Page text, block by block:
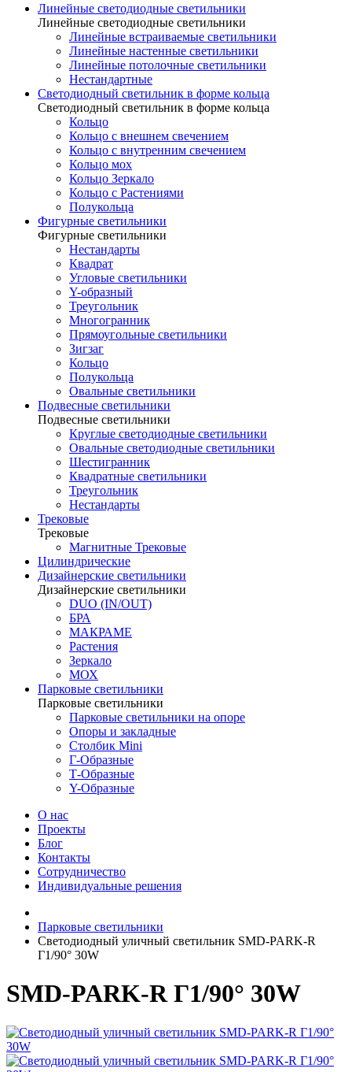
Линейные светодиодные светильники
Линейные светодиодные светильники
Линейные встраиваемые светильники
Линейные настенные светильники
Линейные потолочные светильники
Нестандартные
Светодиодный светильник в форме кольца
Светодиодный светильник в форме кольца
Кольцо
Кольцо с внешнем свечением
Кольцо с внутренним свечением
Кольцо мох
Кольцо Зеркало
Кольцо с Растениями
Полукольца
Фигурные светильники
Фигурные светильники
Нестандарты
Квадрат
Угловые светильники
Y-образный
Треугольник
Многогранник
Прямоугольные светильники
Зигзаг
Кольцо
Полукольца
Овальные светильники
Подвесные светильники
Подвесные светильники
Круглые светодиодные светильники
Овальные светодиодные светильники
Шестигранник
Квадратные светильники
Треугольник
Нестандарты
Трековые
Трековые
Магнитные Трековые
Цилиндрические
Дизайнерские светильники
Дизайнерские светильники
DUO (IN/OUT)
БРА
МАКРАМЕ
Растения
Зеркало
МОХ
Парковые светильники
Парковые светильники
Парковые светильники на опоре
Опоры и закладные
Столбик Mini
Г-Образные
Т-Образные
Y-Образные
О нас
Проекты
Блог
Контакты
Сотрудничество
Индивидуальные решения
Парковые светильники
Светодиодный уличный светильник SMD-PARK-R
Г1/90° 30W
SMD-PARK-R Г1/90° 30W